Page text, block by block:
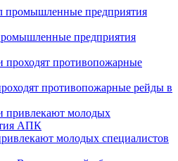
предприятия
противопожарные рейды в
молодых специалистов